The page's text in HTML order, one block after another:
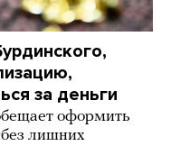
за деньги
оформить
лишних